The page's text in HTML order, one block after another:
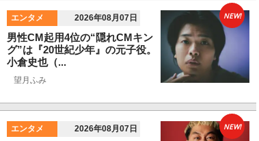
エンタメ 2026年08月07日
男性CM起用4位の“隠れCMキン
グ”は『20世紀少年』の元子役。
小倉史也（...
望月ふみ
NEW!
エンタメ 2026年08月07日 NEW!